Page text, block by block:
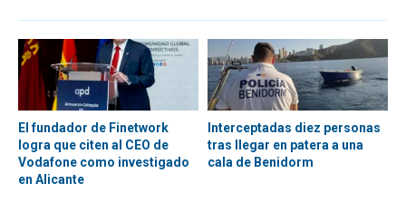
El fundador de Finetwork
logra que citen al CEO de
Vodafone como investigado
en Alicante
Interceptadas diez personas
tras llegar en patera a una
cala de Benidorm